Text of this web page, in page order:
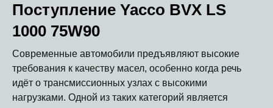
Поступление Yacco BVX LS
1000 75W90
Современные автомобили предъявляют высокие
требования к качеству масел, особенно когда речь
идёт о трансмиссионных узлах с высокими
нагрузками. Одной из таких категорий является